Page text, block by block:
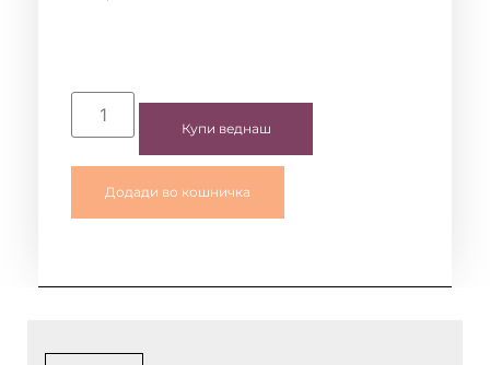
Купи веднаш
Додади во кошничка